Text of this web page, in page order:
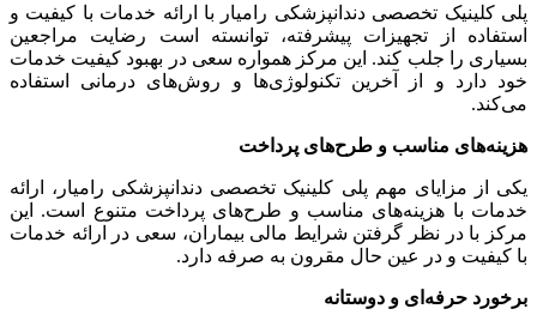
پلی کلینیک تخصصی دندانپزشکی رامیار با ارائه خدمات با کیفیت و
استفاده از تجهیزات پیشرفته، توانسته است رضایت مراجعین
بسیاری را جلب کند. این مرکز همواره سعی در بهبود کیفیت خدمات
خود دارد و از آخرین تکنولوژی‌ها و روش‌های درمانی استفاده
می‌کند.
هزینه‌های مناسب و طرح‌های پرداخت
یکی از مزایای مهم پلی کلینیک تخصصی دندانپزشکی رامیار، ارائه
خدمات با هزینه‌های مناسب و طرح‌های پرداخت متنوع است. این
مرکز با در نظر گرفتن شرایط مالی بیماران، سعی در ارائه خدمات
با کیفیت و در عین حال مقرون به صرفه دارد.
برخورد حرفه‌ای و دوستانه